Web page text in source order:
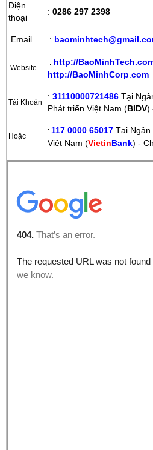
Điện
thoại
: 0286 297 2398
Email :
Website
: http://
http://BaoMinhCorp com
Tài Khoản
: 31110000721486 Tại
Phát triển Việt Nam (BIDV)
Hoặc
: 117 0000 65017 Tại Ngân
Việt Nam (VietinBank) -